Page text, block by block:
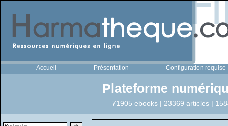
Accueil Présentation Configuration requise
Plateforme
71905 ebooks | 23369 articles |